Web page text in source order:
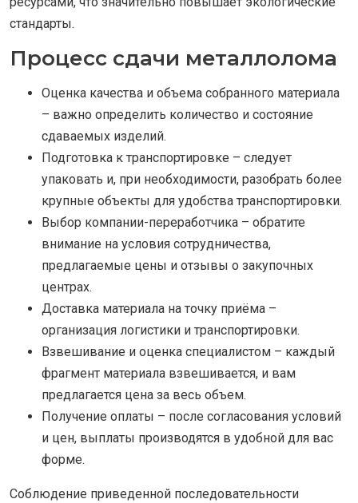
стандарты.
Процесс сдачи металлолома
Оценка качества и объема собранного материала
– важно определить количество и состояние
сдаваемых изделий.
Подготовка к транспортировке – следует
упаковать и, при необходимости, разобрать более
крупные объекты для удобства транспортировки.
Выбор компании-переработчика – обратите
внимание на условия сотрудничества,
предлагаемые цены и отзывы о закупочных
центрах.
Доставка материала на точку приёма –
организация логистики и транспортировки.
Взвешивание и оценка специалистом – каждый
фрагмент материала взвешивается, и вам
предлагается цена за весь объем.
Получение оплаты – после согласования условий
и цен, выплаты производятся в удобной для вас
форме.
Соблюдение приведенной последовательности